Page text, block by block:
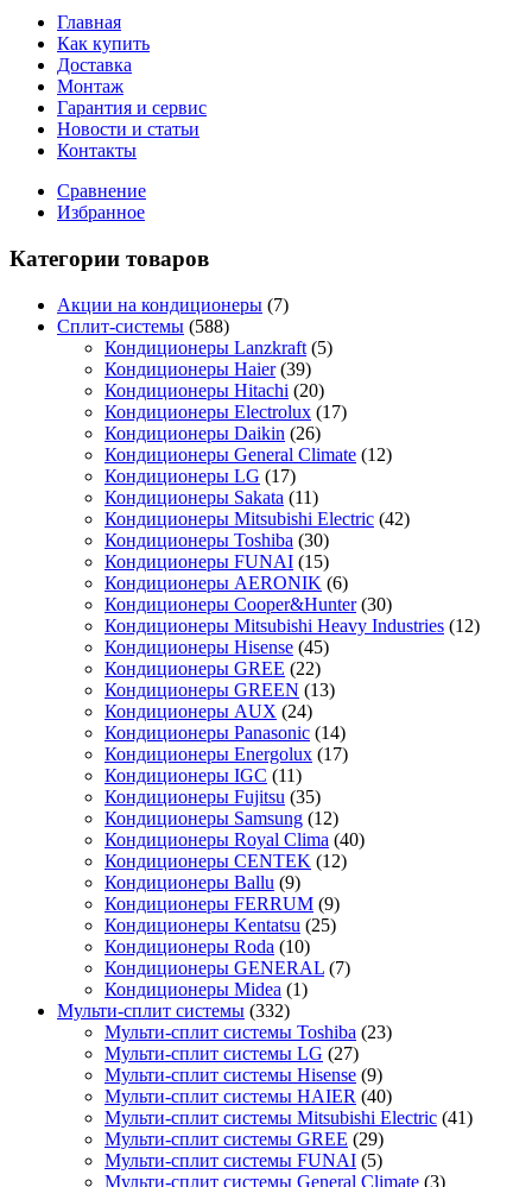
Главная
Как купить
Доставка
Монтаж
Гарантия и сервис
Новости и статьи
Контакты
Сравнение
Избранное
Категории товаров
Акции на кондиционеры (7)
Сплит-системы (588)
Кондиционеры Lanzkraft (5)
Кондиционеры Haier (39)
Кондиционеры Hitachi (20)
Кондиционеры Electrolux (17)
Кондиционеры Daikin (26)
Кондиционеры General Climate (12)
Кондиционеры LG (17)
Кондиционеры Sakata (11)
Кондиционеры Mitsubishi Electric (42)
Кондиционеры Toshiba (30)
Кондиционеры FUNAI (15)
Кондиционеры AERONIK (6)
Кондиционеры Cooper&Hunter (30)
Кондиционеры Mitsubishi Heavy Industries (12)
Кондиционеры Hisense (45)
Кондиционеры GREE (22)
Кондиционеры GREEN (13)
Кондиционеры AUX (24)
Кондиционеры Panasonic (14)
Кондиционеры Energolux (17)
Кондиционеры IGC (11)
Кондиционеры Fujitsu (35)
Кондиционеры Samsung (12)
Кондиционеры Royal Clima (40)
Кондиционеры CENTEK (12)
Кондиционеры Ballu (9)
Кондиционеры FERRUM (9)
Кондиционеры Kentatsu (25)
Кондиционеры Roda (10)
Кондиционеры GENERAL (7)
Кондиционеры Midea (1)
Мульти-сплит системы (332)
Мульти-сплит системы Toshiba (23)
Мульти-сплит системы LG (27)
Мульти-сплит системы Hisense (9)
Мульти-сплит системы HAIER (40)
Мульти-сплит системы Mitsubishi Electric (41)
Мульти-сплит системы GREE (29)
Мульти-сплит системы FUNAI (5)
Мульти-сплит системы General Climate (3)